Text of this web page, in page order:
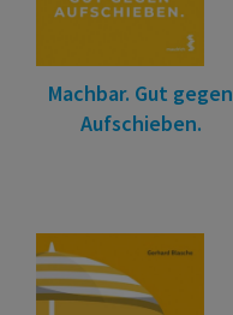
Machbar. Gut gegen
Aufschieben.